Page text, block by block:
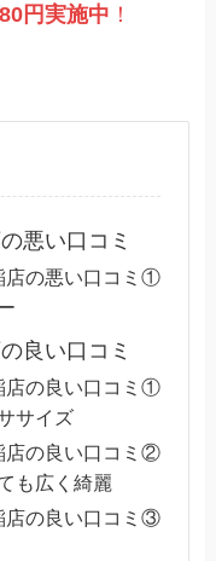
円実施中 ！
悪い口コミ
店の悪い口コミ①
良い口コミ
店の良い口コミ①
サイズ
店の良い口コミ②
も広く綺麗
店の良い口コミ③